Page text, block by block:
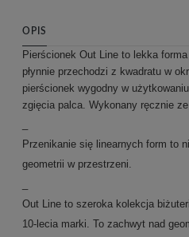
OPIS
Pierścionek Out Line to lekka
płynnie przechodzi z kwadratu w
pierścionek wygodny w
zgięcia palca. Wykonany ręcznie
Przenikanie się linearnych form to
geometrii w przestrzeni.
Out Line to szeroka kolekcja
10-lecia marki. To zachwyt nad